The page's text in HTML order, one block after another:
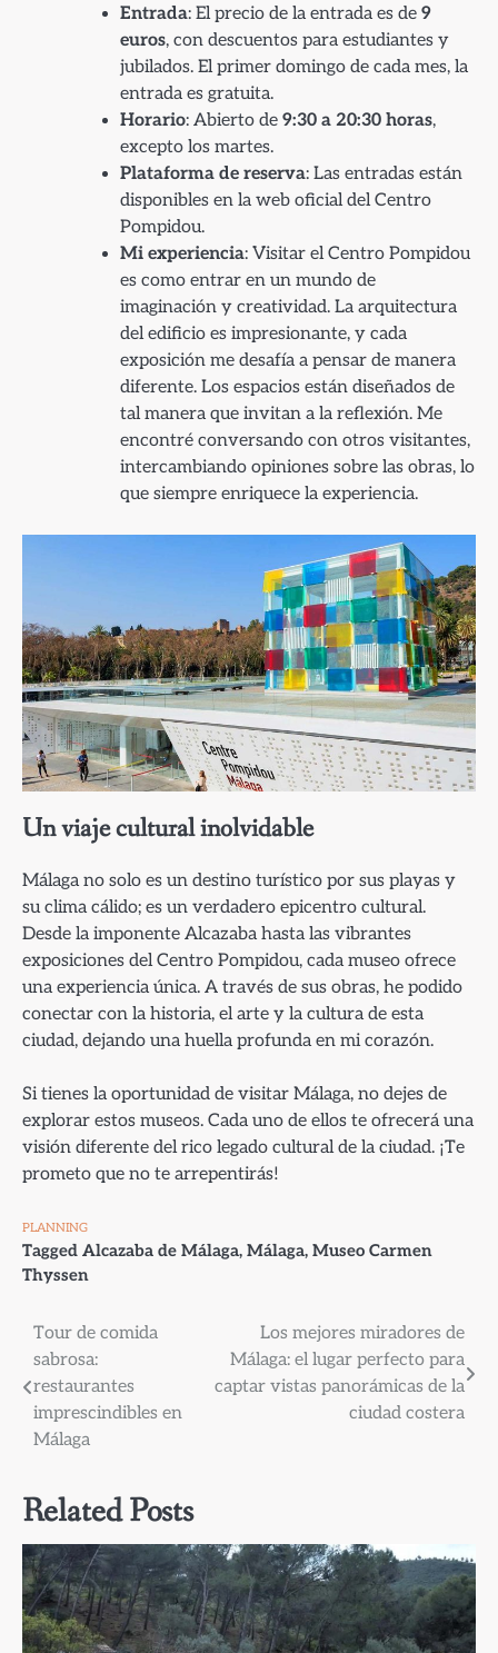
Entrada: El precio de la entrada es de 9
euros, con descuentos para estudiantes y
jubilados. El primer domingo de cada mes, la
entrada es gratuita.
Horario: Abierto de 9:30 a 20:30 horas,
excepto los martes.
Plataforma de reserva: Las entradas están
disponibles en la web oficial del Centro
Pompidou.
Mi experiencia: Visitar el Centro Pompidou
es como entrar en un mundo de
imaginación y creatividad. La arquitectura
del edificio es impresionante, y cada
exposición me desafía a pensar de manera
diferente. Los espacios están diseñados de
tal manera que invitan a la reflexión. Me
encontré conversando con otros visitantes,
intercambiando opiniones sobre las obras, lo
que siempre enriquece la experiencia.
Un viaje cultural inolvidable
Málaga no solo es un destino turístico por sus playas y
su clima cálido; es un verdadero epicentro cultural.
Desde la imponente Alcazaba hasta las vibrantes
exposiciones del Centro Pompidou, cada museo ofrece
una experiencia única. A través de sus obras, he podido
conectar con la historia, el arte y la cultura de esta
ciudad, dejando una huella profunda en mi corazón.
Si tienes la oportunidad de visitar Málaga, no dejes de
explorar estos museos. Cada uno de ellos te ofrecerá una
visión diferente del rico legado cultural de la ciudad. ¡Te
prometo que no te arrepentirás!
PLANNING
Tagged Alcazaba de Málaga, Málaga, Museo Carmen
Thyssen
Navegación
de
entradas
Tour de comida
sabrosa:
restaurantes
imprescindibles en
Málaga
Los mejores miradores de
Málaga: el lugar perfecto para
captar vistas panorámicas de la
ciudad costera
Related Posts